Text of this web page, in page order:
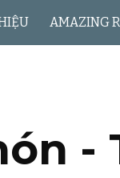
AMAZING
-